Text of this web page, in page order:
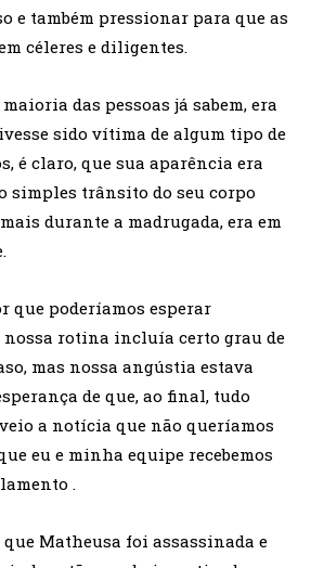
e também pressionar para que as
céleres e diligentes.
das pessoas já sabem, era
sido vítima de algum tipo de
é claro, que sua aparência era
simples trânsito do seu corpo
durante a madrugada, era em
que poderíamos esperar
nossa rotina incluía certo grau de
mas nossa angústia estava
de que, ao final, tudo
veio a notícia que não queríamos
eu e minha equipe recebemos
.
Matheusa foi assassinada e